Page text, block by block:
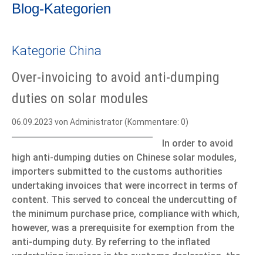
Blog-Kategorien
Kategorie China
Over-invoicing to avoid anti-dumping
duties on solar modules
06.09.2023 von Administrator (Kommentare: 0)
In order to avoid
high anti-dumping duties on Chinese solar modules,
importers submitted to the customs authorities
undertaking invoices that were incorrect in terms of
content. This served to conceal the undercutting of
the minimum purchase price, compliance with which,
however, was a prerequisite for exemption from the
anti-dumping duty. By referring to the inflated